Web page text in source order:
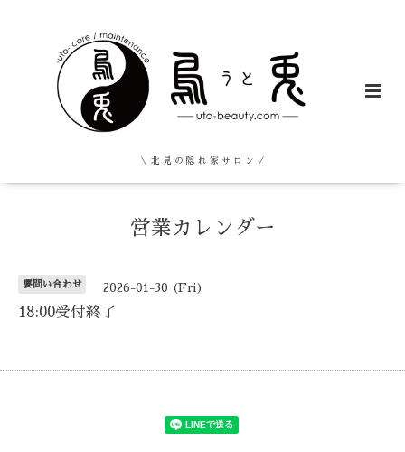
＼ 北 見 の 隠 れ 家 サ ロ ン ／
営業カレンダー
要問い合わせ 2026-01-30 (Fri)
18:00受付終了